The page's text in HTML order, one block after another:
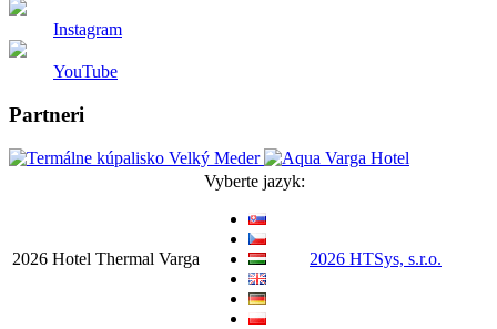
Instagram
YouTube
Partneri
2026 Hotel Thermal Varga
Vyberte jazyk:
2026 HTSys, s.r.o.